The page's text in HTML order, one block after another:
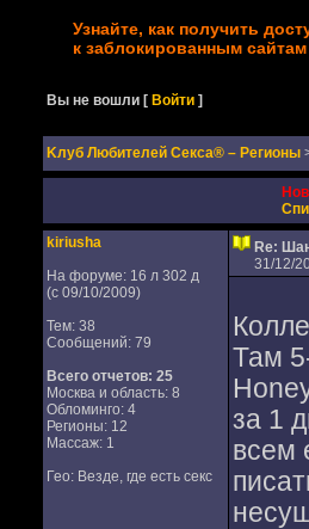
Узнайте, как получить
к заблокированным сайтам
Вы не вошли [Войти ]
Kлуб Любителей Секса® – Регионы
kiriusha
На форуме: 16 л 302 д
(с 09/10/2009)
Тем: 38
Сообщений: 79
Всего отчетов: 25
Москва и область: 8
Обломинго: 4
Регионы: 12
Массаж: 1
Гео: Везде, где есть секс
Re:
31/12/
Там
за 1
всем